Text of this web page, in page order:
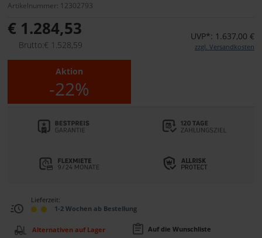
Artikelnummer: 12302793
€ 1.284,53
Brutto:€ 1.528,59
UVP*: 1.637,00 €
zzgl. Versandkosten
Aktion
-22%
Lieferzeit:
1-2 Wochen ab Bestellung
Alternativen auf Lager Auf die Wunschliste